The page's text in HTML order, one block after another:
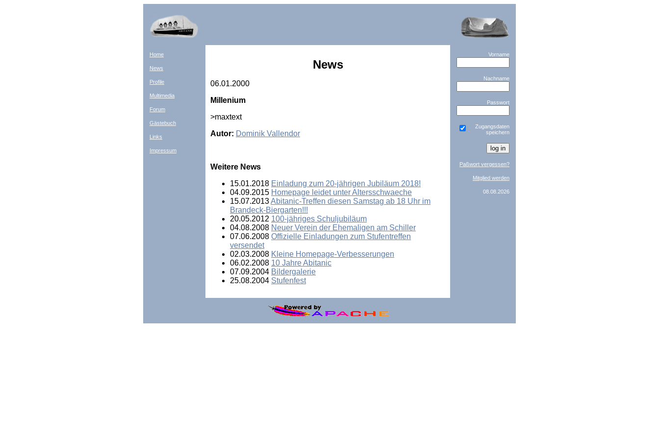
Home
News
Profile
Multimedia
Forum
Gästebuch
Links
Impressum
News
06.01.2000
Millenium
>maxtext
Autor: Dominik Vallendor
Weitere News
15.01.2018 Einladung zum 20-jährigen Jubiläum 2018!
04.09.2015 Homepage leidet unter Altersschwaeche
15.07.2013Abitanic-Treffen diesen Samstag ab 18 Uhr im
Brandeck-Biergarten!!!
20.05.2012 100-jähriges Schuljubiläum
04.08.2008 Neuer Verein der Ehemaligen am Schiller
07.06.2008 Offizielle Einladungen zum Stufentreffen
versendet
02.03.2008 Kleine Homepage-Verbesserungen
06.02.2008 10 Jahre Abitanic
07.09.2004 Bildergalerie
25.08.2004 Stufenfest
Vorname
Nachname
Passwort
Zugangsdaten
speichern
Paßwort vergessen?
Mitglied werden
08.08.2026